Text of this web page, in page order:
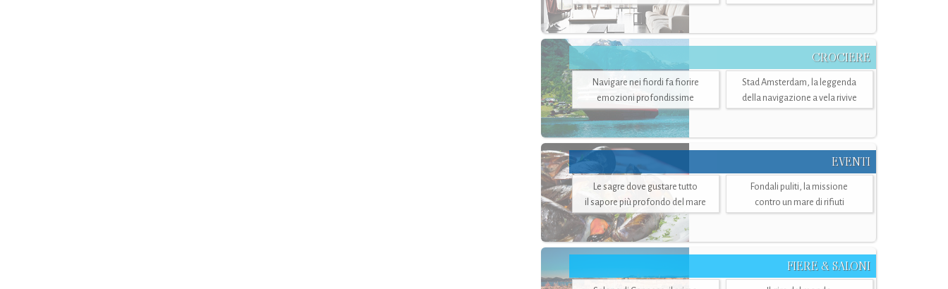
CROCIERE
Navigare nei fiordi fa fiorire
emozioni profondissime
Stad Amsterdam, la leggenda
della navigazione a vela rivive
EVENTI
Le sagre dove gustare tutto
il sapore più profondo del mare
Fondali puliti, la missione
contro un mare di rifiuti
FIERE & SALONI